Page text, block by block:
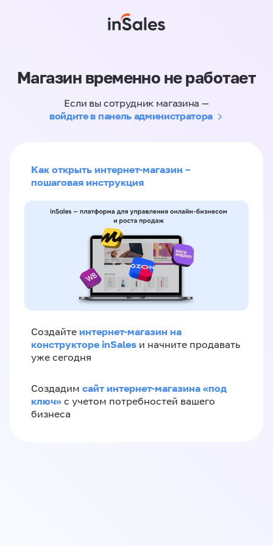
Магазин временно не работает
Если вы сотрудник магазина —
войдите в панель администратора
Как открыть интернет-магазин –
пошаговая инструкция
Создайте интернет-магазин на
конструкторе inSales и начните продавать
уже сегодня
Создадим сайт интернет-магазина «под
ключ» с учетом потребностей вашего
бизнеса